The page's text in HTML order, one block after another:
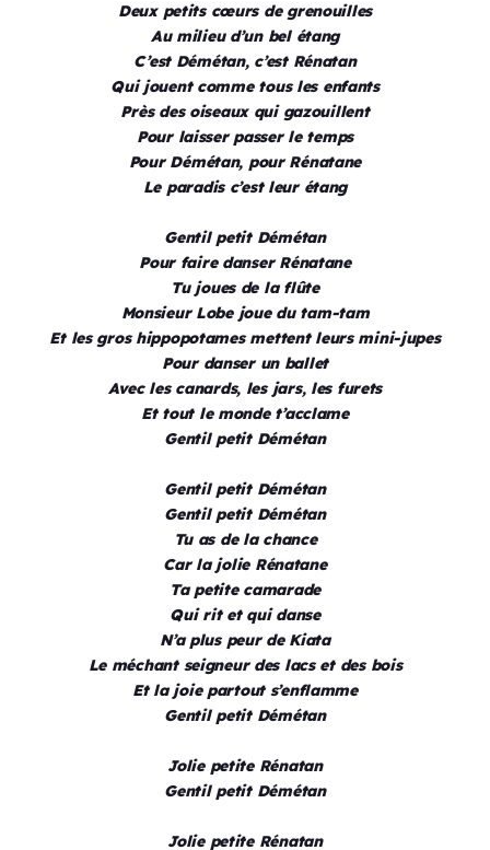
Deux petits cœurs de grenouilles
Au milieu d’un bel étang
C’est Démétan, c’est Rénatan
Qui jouent comme tous les enfants
Près des oiseaux qui gazouillent
Pour laisser passer le temps
Pour Démétan, pour Rénatane
Le paradis c’est leur étang
Gentil petit Démétan
Pour faire danser Rénatane
Tu joues de la flûte
Monsieur Lobe joue du tam-tam
Et les gros hippopotames mettent leurs mini-jupes
Pour danser un ballet
Avec les canards, les jars, les furets
Et tout le monde t’acclame
Gentil petit Démétan
Gentil petit Démétan
Gentil petit Démétan
Tu as de la chance
Car la jolie Rénatane
Ta petite camarade
Qui rit et qui danse
N’a plus peur de Kiata
Le méchant seigneur des lacs et des bois
Et la joie partout s’enflamme
Gentil petit Démétan
Jolie petite Rénatan
Gentil petit Démétan
Jolie petite Rénatan